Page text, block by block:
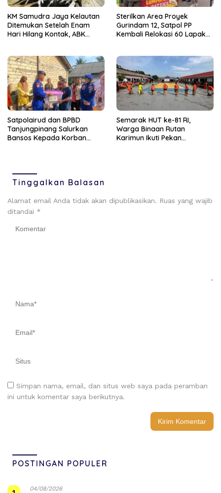
KM Samudra Jaya Kelautan
Ditemukan Setelah Enam
Hari Hilang Kontak, ABK
Sterilkan Area Proyek
Gurindam 12, Satpol PP
Kembali Relokasi 60 Lapak
Satpolairud dan BPBD
Tanjungpinang Salurkan
Bansos Kepada Korban
Semarak HUT ke-81 RI,
Warga Binaan Rutan
Karimun Ikuti Pekan
Tinggalkan Balasan
Alamat email Anda tidak akan dipublikasikan. Ruas yang wajib
ditandai *
Simpan nama, email, dan situs web saya pada peramban
ini untuk komentar saya berikutnya.
POSTINGAN POPULER
04/08/2026